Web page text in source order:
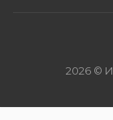
2026 ©